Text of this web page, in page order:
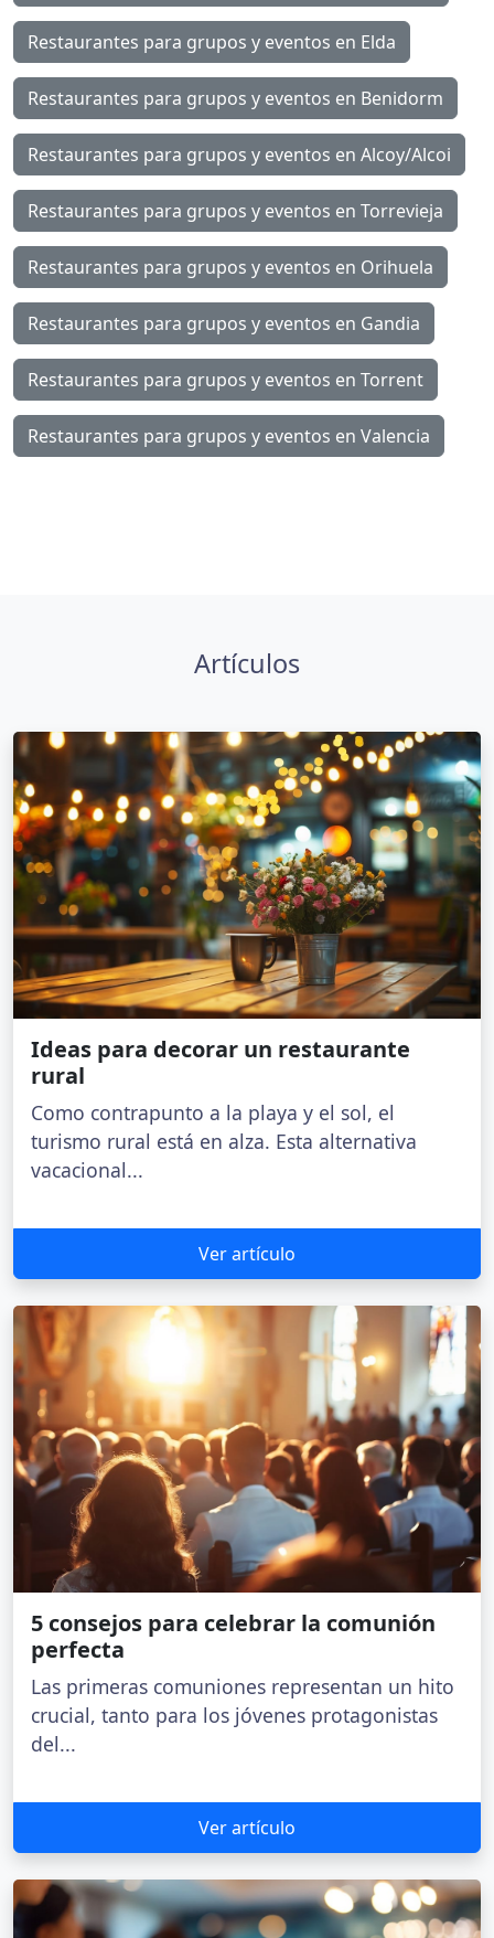
Restaurantes para grupos y eventos en Elda
Restaurantes para grupos y eventos en Benidorm
Restaurantes para grupos y eventos en Alcoy/Alcoi
Restaurantes para grupos y eventos en Torrevieja
Restaurantes para grupos y eventos en Orihuela
Restaurantes para grupos y eventos en Gandia
Restaurantes para grupos y eventos en Torrent
Restaurantes para grupos y eventos en Valencia
Artículos
Ideas para decorar un restaurante
rural
Como contrapunto a la playa y el sol, el
turismo rural está en alza. Esta alternativa
vacacional...
Ver artículo
5 consejos para celebrar la comunión
perfecta
Las primeras comuniones representan un hito
crucial, tanto para los jóvenes protagonistas
del...
Ver artículo